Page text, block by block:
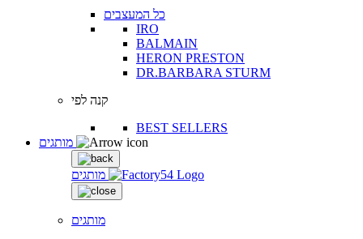
כל המעצבים
IRO
BALMAIN
HERON PRESTON
DR.BARBARA STURM
קנה לפי
BEST SELLERS
מותגים
מותגים